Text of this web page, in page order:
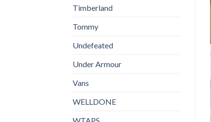
Timberland
Tommy
Undefeated
Under Armour
Vans
WELLDONE